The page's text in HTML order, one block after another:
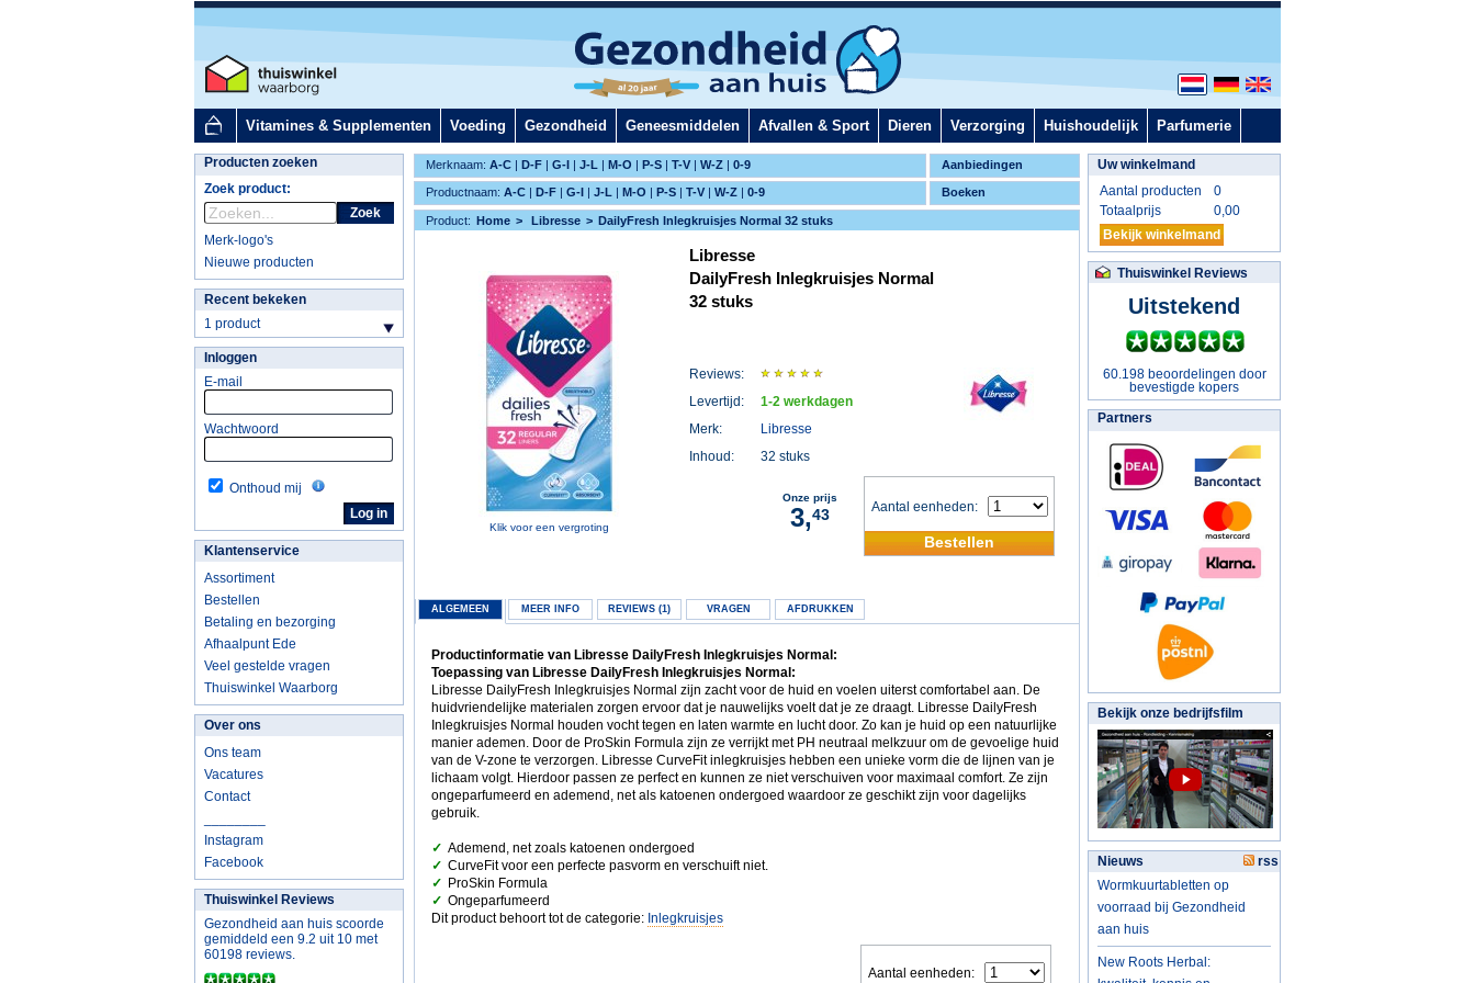
Vitamines & Supplementen Voeding Gezondheid Geneesmiddelen Afvallen & Sport Dieren Verzorging Huishoudelijk Parfumerie
Aanbiedingen
Merknaam: A-C | D-F | G-I | J-L | M-O | P-S | T-V | W-Z | 0-9
Boeken
Productnaam: A-C | D-F | G-I | J-L | M-O | P-S | T-V | W-Z | 0-9
Producten zoeken
Zoek product:
Zoek
Merk-logo's
Nieuwe producten
Recent bekeken
1 product
Inloggen
E-mail
Wachtwoord
Onthoud mij
Klantenservice
Assortiment
Bestellen
Betaling en bezorging
Afhaalpunt Ede
Veel gestelde vragen
Thuiswinkel Waarborg
Over ons
Ons team
Vacatures
Contact
Instagram
Facebook
Thuiswinkel Reviews
Gezondheid aan huis scoorde
gemiddeld een 9.2 uit 10 met
60198 reviews.
Product: Home Libresse DailyFresh Inlegkruisjes Normal 32 stuks
Klik voor een vergroting
Libresse
DailyFresh Inlegkruisjes Normal
32 stuks
Reviews:
Levertijd:
1-2 werkdagen
Merk:
Libresse
Inhoud:
32 stuks
Aantal eenheden:
Bestellen
Onze prijs
3,43
ALGEMEEN MEER INFO REVIEWS (1) VRAGEN AFDRUKKEN
Productinformatie van Libresse DailyFresh Inlegkruisjes Normal:
Toepassing van Libresse DailyFresh Inlegkruisjes Normal:
Libresse DailyFresh Inlegkruisjes Normal zijn zacht voor de huid en voelen uiterst comfortabel aan. De
huidvriendelijke materialen zorgen ervoor dat je nauwelijks voelt dat je ze draagt. Libresse DailyFresh
Inlegkruisjes Normal houden vocht tegen en laten warmte en lucht door. Zo kan je huid op een natuurlijke
manier ademen. Door de ProSkin Formula zijn ze verrijkt met PH neutraal melkzuur om de gevoelige huid
van de V-zone te verzorgen. Libresse CurveFit inlegkruisjes hebben een unieke vorm die de lijnen van je
lichaam volgt. Hierdoor passen ze perfect en kunnen ze niet verschuiven voor maximaal comfort. Ze zijn
ongeparfumeerd en ademend, net als katoenen ondergoed waardoor ze geschikt zijn voor dagelijks
gebruik.
✓ Ademend, net zoals katoenen ondergoed
✓ CurveFit voor een perfecte pasvorm en verschuift niet.
✓ ProSkin Formula
✓ Ongeparfumeerd
Dit product behoort tot de categorie: Inlegkruisjes
Aantal eenheden:
Uw winkelmand
Aantal producten
0
Totaalprijs
0,00
Bekijk winkelmand
Thuiswinkel Reviews
Uitstekend
60.198 beoordelingen door
bevestigde kopers
Partners
Bekijk onze bedrijfsfilm
Nieuws
rss
Wormkuurtabletten op
voorraad bij Gezondheid
aan huis
New Roots Herbal: